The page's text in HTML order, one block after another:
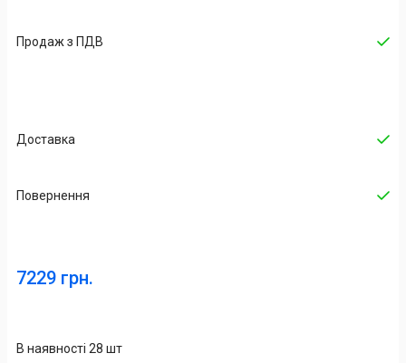
Продаж з ПДВ
Доставка
Повернення
7229 грн.
В наявності 28 шт